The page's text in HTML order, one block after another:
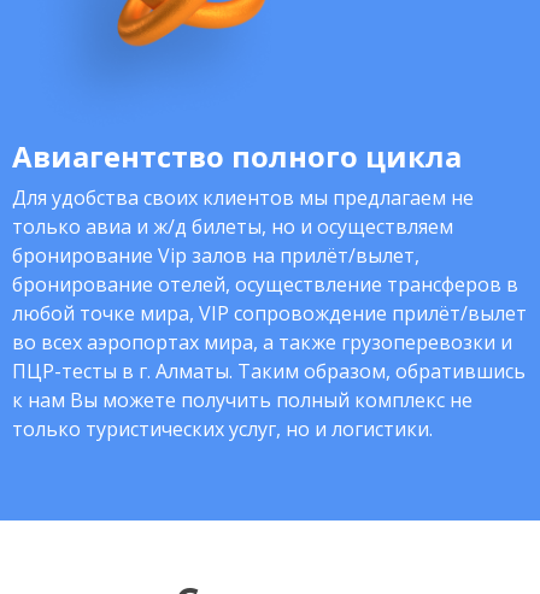
Авиагентство полного цикла
Для удобства своих клиентов мы предлагаем не
только авиа и ж/д билеты, но и осуществляем
бронирование Vip залов на прилёт/вылет,
бронирование отелей, осуществление трансферов в
любой точке мира, VIP сопровождение прилёт/вылет
во всех аэропортах мира, а также грузоперевозки и
ПЦР-тесты в г. Алматы. Таким образом, обратившись
к нам Вы можете получить полный комплекс не
только туристических услуг, но и логистики.